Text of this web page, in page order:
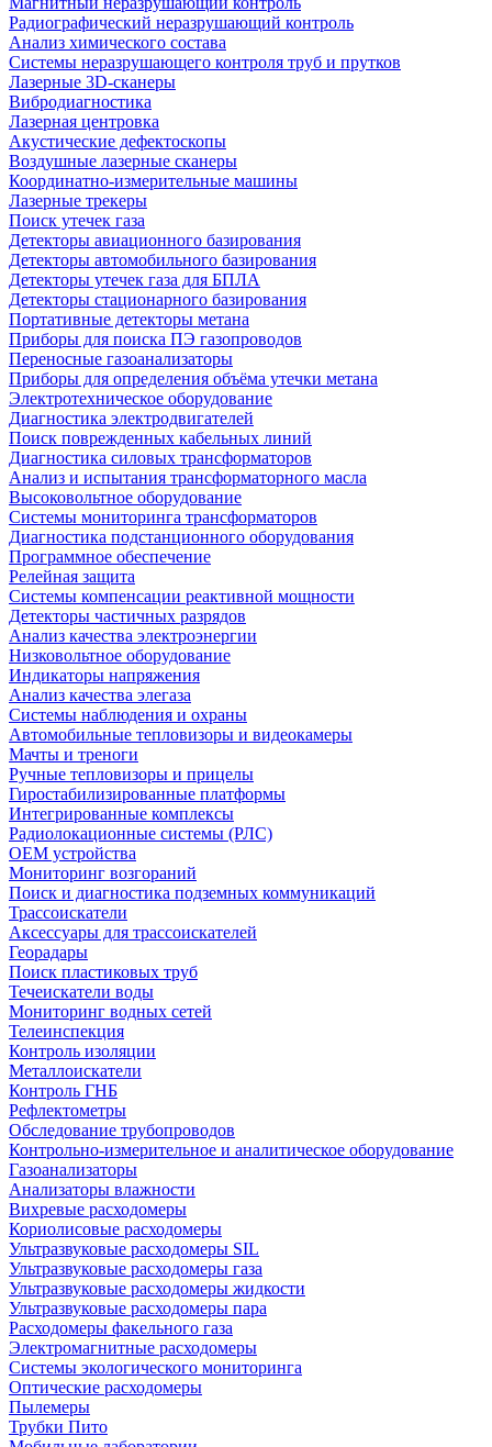
Радиографический неразрушающий контроль
Анализ химического состава
Системы неразрушающего контроля труб и прутков
Лазерные 3D-сканеры
Вибродиагностика
Лазерная центровка
Акустические дефектоскопы
Воздушные лазерные сканеры
Координатно-измерительные машины
Лазерные трекеры
Поиск утечек газа
Детекторы авиационного базирования
Детекторы автомобильного базирования
Детекторы утечек газа для БПЛА
Детекторы стационарного базирования
Портативные детекторы метана
Приборы для поиска ПЭ газопроводов
Переносные газоанализаторы
Приборы для определения объёма утечки метана
Электротехническое оборудование
Диагностика электродвигателей
Поиск поврежденных кабельных линий
Диагностика силовых трансформаторов
Анализ и испытания трансформаторного масла
Высоковольтное оборудование
Системы мониторинга трансформаторов
Диагностика подстанционного оборудования
Программное обеспечение
Релейная защита
Системы компенсации реактивной мощности
Детекторы частичных разрядов
Анализ качества электроэнергии
Низковольтное оборудование
Индикаторы напряжения
Анализ качества элегаза
Системы наблюдения и охраны
Автомобильные тепловизоры и видеокамеры
Мачты и треноги
Ручные тепловизоры и прицелы
Гиростабилизированные платформы
Интегрированные комплексы
Радиолокационные системы (РЛС)
OEM устройства
Мониторинг возгораний
Поиск и диагностика подземных коммуникаций
Трассоискатели
Аксессуары для трассоискателей
Георадары
Поиск пластиковых труб
Течеискатели воды
Мониторинг водных сетей
Телеинспекция
Контроль изоляции
Металлоискатели
Контроль ГНБ
Рефлектометры
Обследование трубопроводов
Контрольно-измерительное и аналитическое оборудование
Газоанализаторы
Анализаторы влажности
Вихревые расходомеры
Кориолисовые расходомеры
Ультразвуковые расходомеры SIL
Ультразвуковые расходомеры газа
Ультразвуковые расходомеры жидкости
Ультразвуковые расходомеры пара
Расходомеры факельного газа
Электромагнитные расходомеры
Системы экологического мониторинга
Оптические расходомеры
Пылемеры
Трубки Пито